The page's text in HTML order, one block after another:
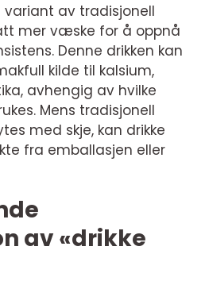
variant av tradisjonell
mer væske for å oppnå
Denne drikken kan
kilde til kalsium,
avhengig av hvilke
Mens tradisjonell
med skje, kan drikke
fra emballasjen eller
av «drikke